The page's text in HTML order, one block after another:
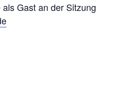
Gast an der Sitzung